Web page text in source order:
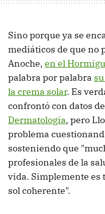
Sino porque ya se
mediáticos de que no
Anoche, en el
palabra por palabra
la crema solar. Es
confrontó con datos
Dermatología, pero
problema
sosteniendo que
profesionales de la
vida. Simplemente es
sol coherente".